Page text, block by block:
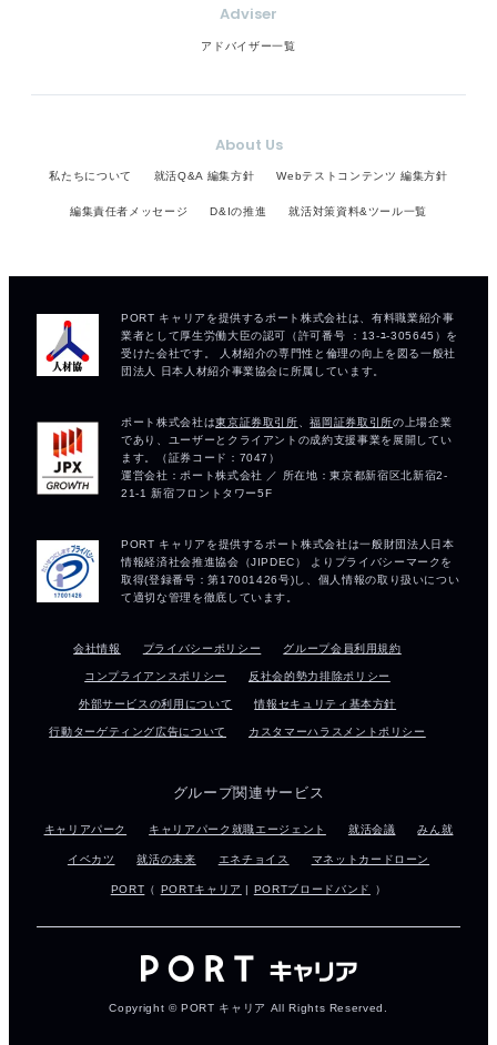
Adviser
アドバイザー一覧
About Us
私たちについて 就活Q&A 編集方針 Webテストコンテンツ 編集方針
編集責任者メッセージ D&Iの推進 就活対策資料&ツール一覧
会社情報 プライバシーポリシー グループ会員利用規約
コンプライアンスポリシー 反社会的勢力排除ポリシー
外部サービスの利用について 情報セキュリティ基本方針
行動ターゲティング広告について カスタマーハラスメントポリシー